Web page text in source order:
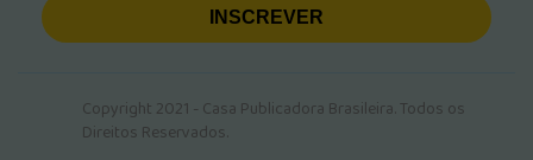
INSCREVER
Copyright 2021 - Casa Publicadora Brasileira. Todos os
Direitos Reservados.